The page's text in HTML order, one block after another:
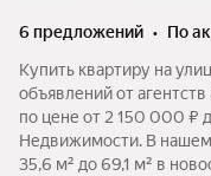
6 предложений •
по
Купить квартиру на
объявлений от
по цене от 2 150 000 ₽
Недвижимости. В
35,6 м² до 69,1 м² в